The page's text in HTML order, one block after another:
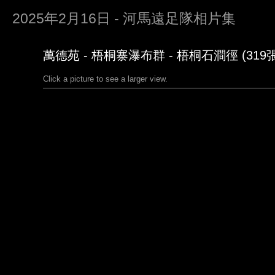
2025年2月16日 - 河馬遠足隊相片集
萬德苑 - 梧桐寨瀑布群 - 梧桐石澗徑 (319
Click a picture to see a larger view.